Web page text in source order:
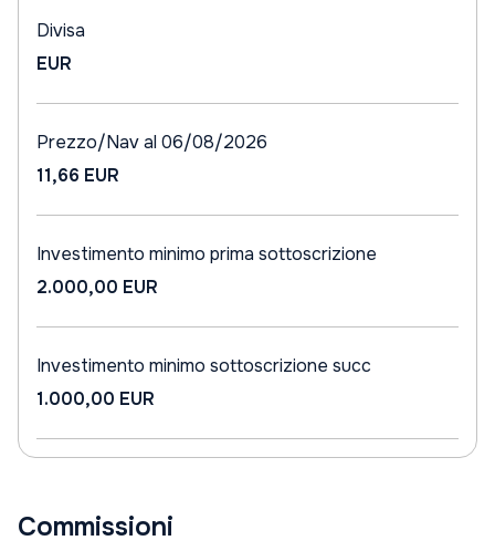
Divisa
EUR
Prezzo/Nav al 06/08/2026
11,66 EUR
Investimento minimo prima sottoscrizione
2.000,00 EUR
Investimento minimo sottoscrizione succ
1.000,00 EUR
Commissioni